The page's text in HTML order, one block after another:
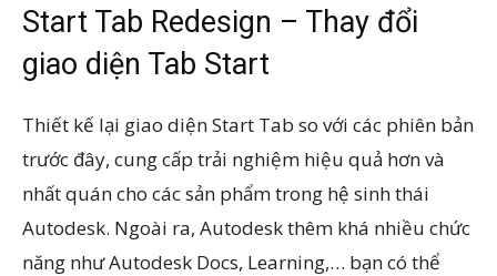
Start Tab Redesign – Thay đổi
giao diện Tab Start
Thiết kế lại giao diện Start Tab so với các phiên bản
trước đây, cung cấp trải nghiệm hiệu quả hơn và
nhất quán cho các sản phẩm trong hệ sinh thái
Autodesk. Ngoài ra, Autodesk thêm khá nhiều chức
năng như Autodesk Docs, Learning,… bạn có thể